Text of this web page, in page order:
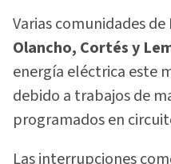
Varias comunidades de
Olancho, Cortés y
energía eléctrica este
debido a trabajos de
programados en
Las interrupciones